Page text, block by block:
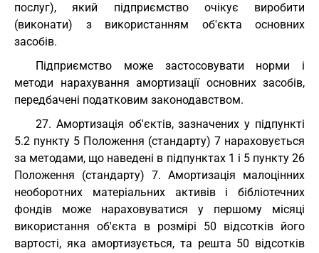
послуг), який підприємство очікує виробити
(виконати) з використанням об'єкта основних
засобів.
Підприємство може застосовувати норми і
методи нарахування амортизації основних засобів,
передбачені податковим законодавством.
27. Амортизація об'єктів, зазначених у підпункті
5.2 пункту 5 Положення (стандарту) 7 нараховується
за методами, що наведені в підпунктах 1 і 5 пункту 26
Положення (стандарту) 7. Амортизація малоцінних
необоротних матеріальних активів і бібліотечних
фондів може нараховуватися у першому місяці
використання об'єкта в розмірі 50 відсотків його
вартості, яка амортизується, та решта 50 відсотків